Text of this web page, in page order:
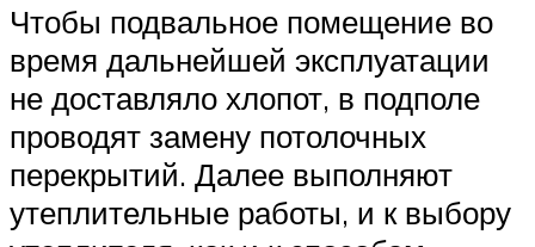
Чтобы подвальное помещение во
время дальнейшей эксплуатации
не доставляло хлопот, в подполе
проводят замену потолочных
перекрытий. Далее выполняют
утеплительные работы, и к выбору